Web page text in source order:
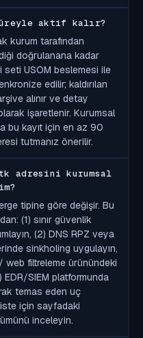
süreyle aktif kalır?
kurum tarafından
doğrulanana kadar
seti USOM beslemesi ile
edilir; kaldırılan
alınır ve detay
işaretlenir. Kurumsal
bu kayıt için en az 90
tutmanız önerilir.
adresini kurumsal
tipine göre değişir. Bu
(1) sınır güvenlik
(2) DNS RPZ veya
sinkholing uygulayın,
filtreleme ürünündeki
SIEM platformunda
temas eden uç
için sayfadaki
inceleyin.